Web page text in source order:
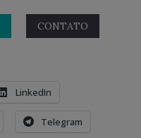
CONTATO
LinkedIn
Telegram